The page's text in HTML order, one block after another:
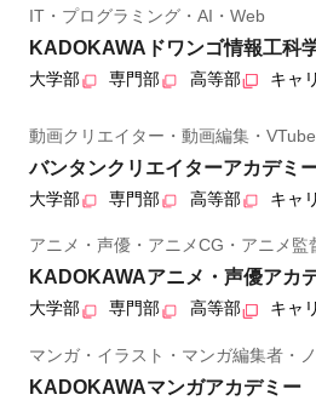
IT・プログラミング・AI・Web
KADOKAWAドワンゴ情報工科
大学部 専門部 高等部 キャ
動画クリエイター・動画編集・
バンタンクリエイターアカデミ
大学部 専門部 高等部 キャ
アニメ・声優・アニメCG・アニメ監
KADOKAWAアニメ・声優アカ
大学部 専門部 高等部 キャ
マンガ・イラスト・マンガ編集者・
KADOKAWAマンガアカデミー